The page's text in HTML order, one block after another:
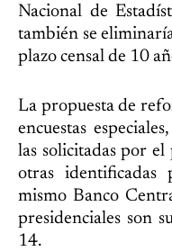
Nacional de
también se
plazo censal de 10
La propuesta de
encuestas
las solicitadas por
otras
mismo Banco
presidenciales son
14.